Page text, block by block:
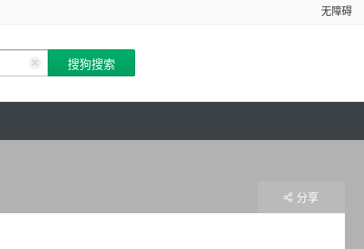
无障碍
分享